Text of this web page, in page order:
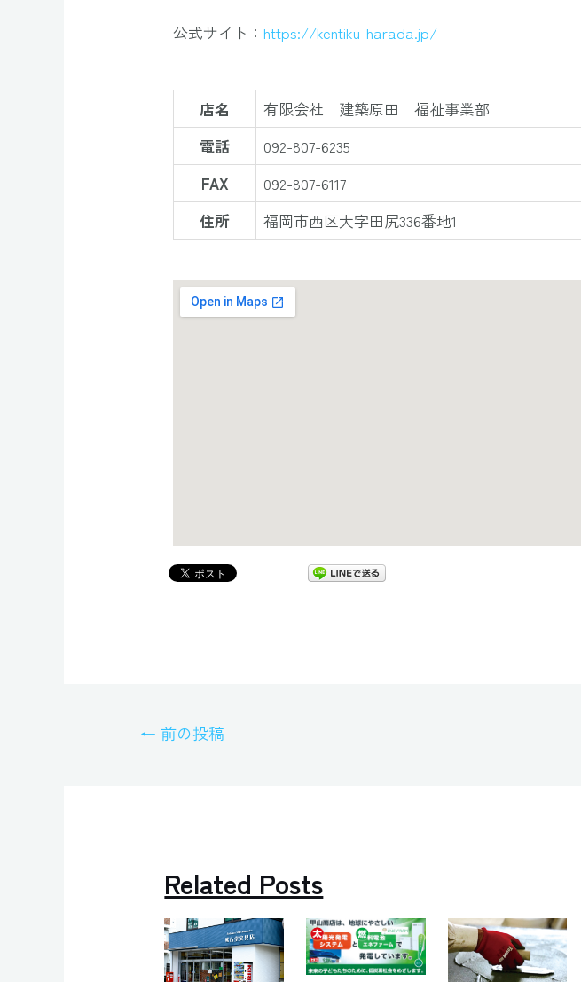
公式サイト： https://kentiku-harada.jp/
店名
有限会社 建築原田 福祉事業部
電話
092-807-6235
FAX
092-807-6117
住所
福岡市西区大字田尻336番地1
← 前の投稿
Related Posts